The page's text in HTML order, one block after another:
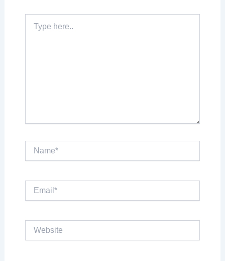
here..
Name*